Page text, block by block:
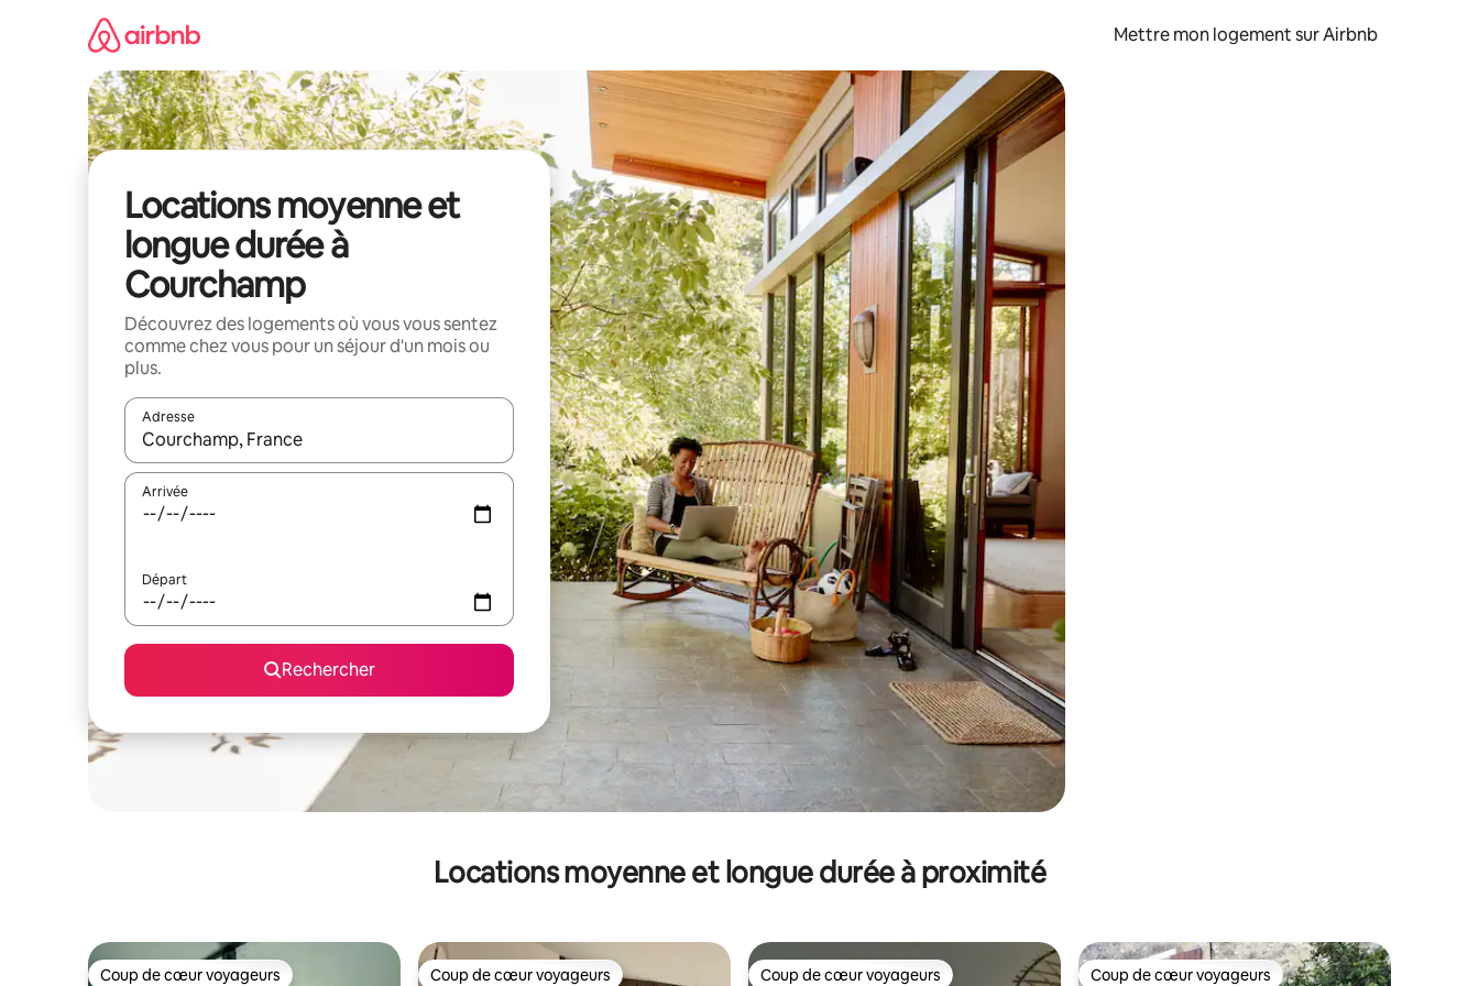
Mettre mon logement sur Airbnb
Locations moyenne et
longue durée à
Courchamp
Découvrez des logements où vous vous sentez
comme chez vous pour un séjour d'un mois ou
plus.
Adresse
Lorsque les résultats s'affichent, utilisez les flèches vers le haut et vers le bas pour les parcourir ou en appuyant et en faisant glisser.
Arrivée
Départ
Rechercher
Locations moyenne et longue durée à proximité
Coup de cœur voyageurs Coup de cœur voyageurs Coup de cœur voyageurs Coup de cœur voyageurs